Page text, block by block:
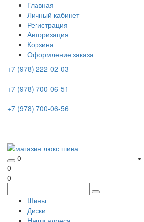
Главная
Личный кабинет
Регистрация
Авторизация
Корзина
Оформление заказа
+7 (978) 222-02-03
+7 (978) 700-06-51
+7 (978) 700-06-56
0
0
0
Шины
Диски
Наши адреса